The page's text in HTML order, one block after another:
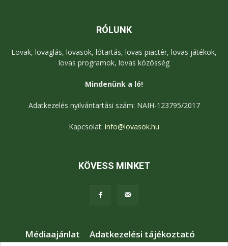
RÓLUNK
Lovak, lovaglás, lovasok, lótartás, lovas piactér, lovas játékok,
lovas programok, lovas közösség
Mindenünk a ló!
Adatkezelés nyilvántartási szám: NAIH-123795/2017
Kapcsolat: info@lovasok.hu
KÖVESS MINKET
Médiaajánlat
Adatkezelési tájékoztató